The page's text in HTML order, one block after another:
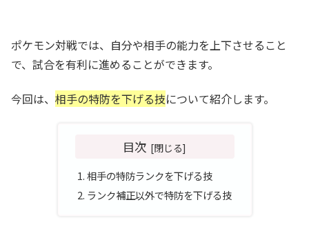
ポケモン対戦では、自分や相手の能力を上下させること
で、試合を有利に進めることができます。
今回は、 相手の特防を下げる技について紹介します。
目次
相手の特防ランクを下げる技
ランク補正以外で特防を下げる技